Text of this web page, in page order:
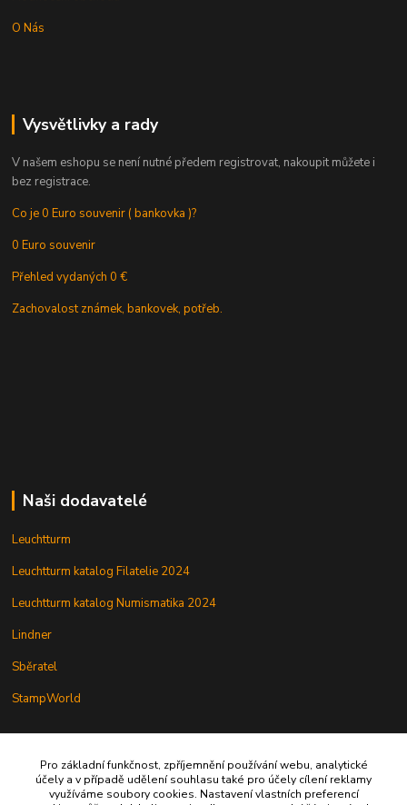
O Nás
Vysvětlivky a rady
V našem eshopu se není nutné předem registrovat, nakoupit můžete i
bez registrace.
Co je 0 Euro souvenir ( bankovka )?
0 Euro souvenir
Přehled vydaných 0 €
Zachovalost známek, bankovek, potřeb.
Naši dodavatelé
Leuchtturm
Leuchtturm katalog Filatelie 2024
Leuchtturm katalog Numismatika 2024
Lindner
Sběratel
StampWorld
Alfila
Pro základní funkčnost, zpříjemnění používání webu, analytické
účely a v případě udělení souhlasu také pro účely cílení reklamy
využíváme soubory cookies. Nastavení vlastních preferencí